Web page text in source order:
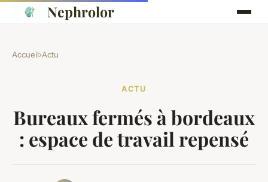
Nephrolor
Accueil›Actu
ACTU
Bureaux fermés à bordeaux
: espace de travail repensé